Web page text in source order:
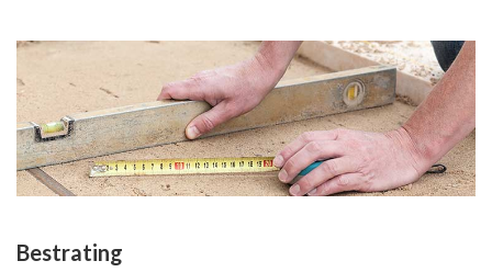
Bestrating